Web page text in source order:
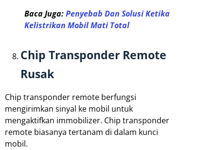
Baca Juga:Penyebab Dan Solusi Ketika
Kelistrikan Mobil Mati Total
Chip Transponder Remote
Rusak
Chip transponder remote berfungsi
mengirimkan sinyal ke mobil untuk
mengaktifkan immobilizer. Chip transponder
remote biasanya tertanam di dalam kunci
mobil.